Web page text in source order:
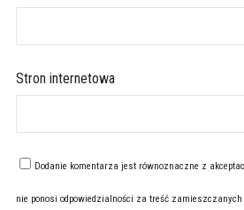
Stron internetowa
Dodanie komentarza jest równoznaczne z
nie ponosi odpowiedzialności za treść